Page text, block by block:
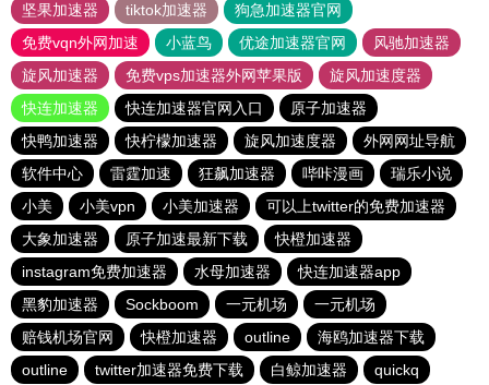
坚果加速器
tiktok加速器
狗急加速器官网
免费vqn外网加速
小蓝鸟 优途加速器官网
风驰加速器
旋风加速器
免费vps加速器外网苹果版
旋风加速度器
快连加速器
快连加速器官网入口
原子加速器
快鸭加速器
快柠檬加速器 旋风加速度器
外网网址导航
软件中心
雷霆加速 狂飙加速器 哔咔漫画
瑞乐小说
小美
小美vpn 小美加速器
可以上twitter的免费加速器
大象加速器
原子加速最新下载
快橙加速器
instagram免费加速器
水母加速器
快连加速器app
黑豹加速器
Sockboom 一元机场
一元机场
赔钱机场官网
快橙加速器 outline
海鸥加速器下载
outline
twitter加速器免费下载 白鲸加速器
quickq